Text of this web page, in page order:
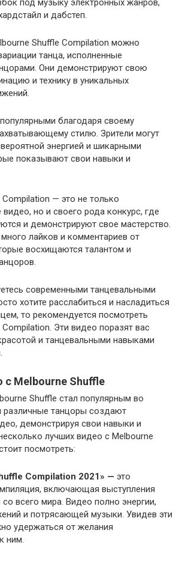
и дабстеп.
Shuffle Compilation можно
танца, исполненные
Они демонстрируют свою
и технику в уникальных
благодаря своему
стилю. Зрители могут
энергией и шикарными
показывают свои навыки и
— это не только
видео, но и своего рода конкурс, где
и демонстрируют свое мастерство.
лайков и комментариев от
восхищаются талантом и
современными танцевальными
хотите расслабиться и насладиться
то рекомендуется посмотреть
Эти видео поразят вас
и танцевальными навыками
с Melbourne Shuffle
Shuffle стал популярным во
различные танцоры создают
демонстрируя свои навыки и
лучших видео с Melbourne
посмотреть:
Compilation 2021» — это
включающая выступления
всего мира. Видео полно энергии,
и потрясающей музыки. Увидев эти
удержаться от желания
ним.